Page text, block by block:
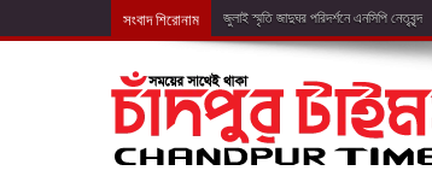
সংবাদ শিরোনাম হিমাগার না থাকা